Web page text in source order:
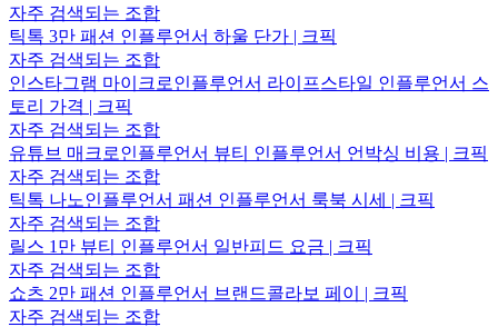
자주 검색되는 조합
틱톡 3만 패션 인플루언서 하울 단가 | 크픽
자주 검색되는 조합
인스타그램 마이크로인플루언서 라이프스타일 인플루언서 스
토리 가격 | 크픽
자주 검색되는 조합
유튜브 매크로인플루언서 뷰티 인플루언서 언박싱 비용 | 크픽
자주 검색되는 조합
틱톡 나노인플루언서 패션 인플루언서 룩북 시세 | 크픽
자주 검색되는 조합
릴스 1만 뷰티 인플루언서 일반피드 요금 | 크픽
자주 검색되는 조합
쇼츠 2만 패션 인플루언서 브랜드콜라보 페이 | 크픽
자주 검색되는 조합